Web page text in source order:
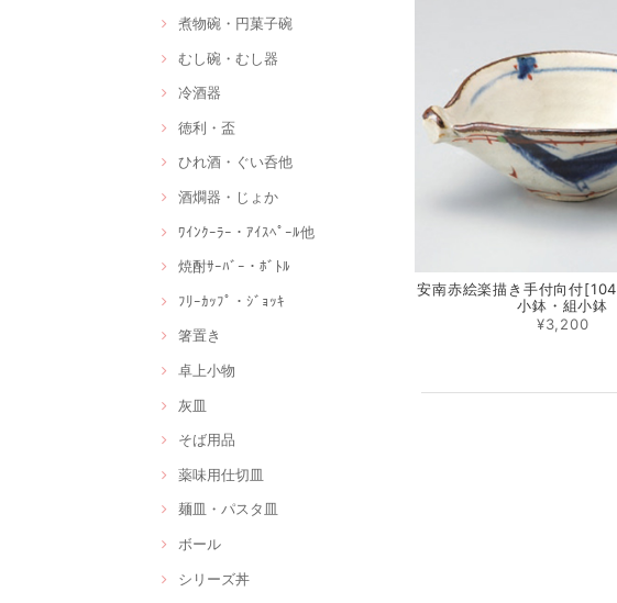
煮物碗・円菓子碗
むし碗・むし器
冷酒器
徳利・盃
ひれ酒・ぐい呑他
酒燗器・じょか
ﾜｲﾝｸｰﾗｰ・ｱｲｽﾍﾟｰﾙ他
焼酎ｻｰﾊﾞｰ・ﾎﾞﾄﾙ
ﾌﾘｰｶｯﾌﾟ・ｼﾞｮｯｷ
箸置き
卓上小物
灰皿
そば用品
薬味用仕切皿
麺皿・パスタ皿
ボール
シリーズ丼
安南赤絵楽描き手付向付
小鉢・組小鉢
¥3,200